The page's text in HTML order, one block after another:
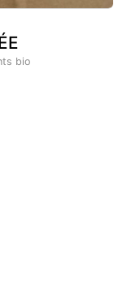
bio